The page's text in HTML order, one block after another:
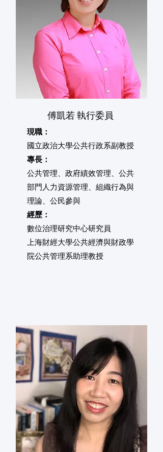
傅凱若 執行委員
現職：
​國立政治大學公共行政系副教授
專長：
​公共管理、政府績效管理、公共
部門人力資源管理、組織行為與
理論、公民參與
經歷：
數位治理研究中心研究員
上海財經大學公共經濟與財政學
院公共管理系助理教授​